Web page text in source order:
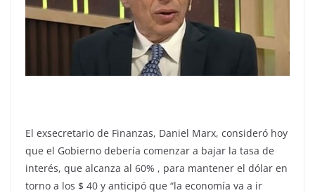
El exsecretario de Finanzas, Daniel Marx, consideró hoy
que el Gobierno debería comenzar a bajar la tasa de
interés, que alcanza al 60% , para mantener el dólar en
torno a los $ 40 y anticipó que “la economía va a ir